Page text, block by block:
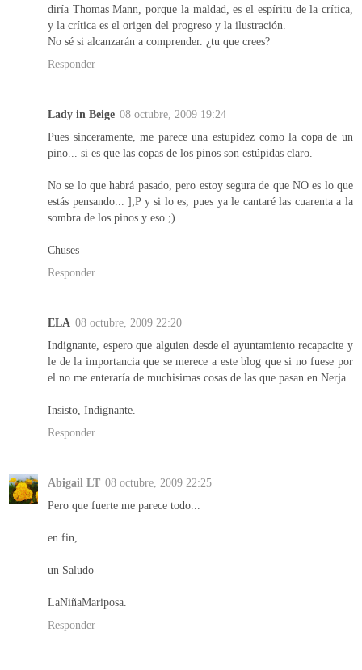
diría Thomas Mann, porque la maldad, es el espíritu de la crítica,
y la crítica es el origen del progreso y la ilustración.
No sé si alcanzarán a comprender. ¿tu que crees?
Responder
Lady in Beige 08 octubre, 2009 19:24
Pues sinceramente, me parece una estupidez como la copa de un
pino... si es que las copas de los pinos son estúpidas claro.
No se lo que habrá pasado, pero estoy segura de que NO es lo que
estás pensando... ];P y si lo es, pues ya le cantaré las cuarenta a la
sombra de los pinos y eso ;)
Chuses
Responder
ELA 08 octubre, 2009 22:20
Indignante, espero que alguien desde el ayuntamiento recapacite y
le de la importancia que se merece a este blog que si no fuese por
el no me enteraría de muchisimas cosas de las que pasan en Nerja.
Insisto, Indignante.
Responder
Abigail LT 08 octubre, 2009 22:25
Pero que fuerte me parece todo...
en fin,
un Saludo
LaNiñaMariposa.
Responder